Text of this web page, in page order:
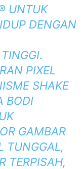
UNTUK
DENGAN
PIXEL
SHAKE
BODI
GAMBAR
TUNGGAL,
TERPISAH,